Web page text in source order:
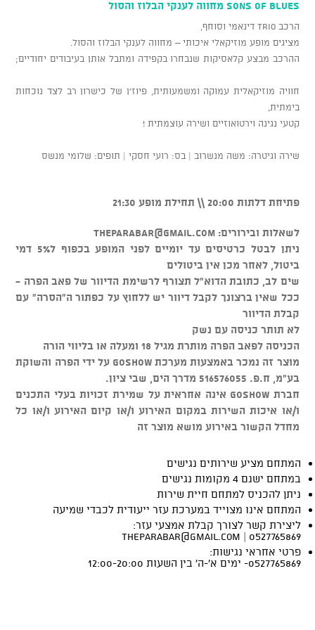
sons of blues מחווה לענקי הבלוז והסול
הרכב TRIO דינאמי וסוחף,
מציגים מופע מוזיקאלי איכותי – מחווה לענקי הבלוז והסול.
ההרכב מבצע קלאסיקות שנבחרו בקפידה ומתבל אותן בעיבודים יחודיים;
חוויה מוזיקאלית עמוקה ומשמעותית, פיוז'ן של כישרון רב לצד נוכחות
בימתית,
קטעי נגינה וירטואוזיים ושירה עוצמתית !
שירה וגיטרה: משה מנשרוב | בס: רועי חסקי | תופים: שלומי מנשס
פתיחת דלתות 20:00 \\ תחילת מופע 21:30
לשאלות ובירורים:theparabar@gmail.com
ניתן לבטל כרטיסים עד יומיים לפני המופע בכפוף ל5% דמי
ביטול, לאחר מכן אין ביטולים
שים לב, כתובת הדוא"ל תצורף לרשימת הדיוור של פאב הפרה -
ככל שאין ברצונך לקבל דיוור יש ללחוץ על כפתור ה"הסרה" עם
קבלת הדיוור
לא תותר כניסה עם נשק
הכניסה לפאב הפרה מותרת מגיל 18 ומעלה או בליווי הורה
מוצר זה נמכר באמצעות מערכת GOSHOW על ידי הפרה והשוקת
בע"מ, ח.פ. 516576055 מדרך הים, שבי ציון.
חברת GOSHOW אינה אחראית על שמירת זכויות בעלי התכנים
ו/או איכות השירות במקום האירוע ו/או קיום האירוע ו/או כל
מחדל הקשור באירוע מושא מוצר זה
המתחם מציע שירותים נגישים
במתחם ישנם 4 מקומות נגישים
ניתן להכניס למתחם חיית שירות
המתחם אינו מצוייד במערכת עזר ייעודית לכבדי שמיעה
ליצירת קשר לצורך קבלת אמצעי עזר:
0527765869 |
theparabar@gmail.com
פרטי אחראי נגישות:
0527765869- ימים א'-ה' בין השעות 12:00-20:00